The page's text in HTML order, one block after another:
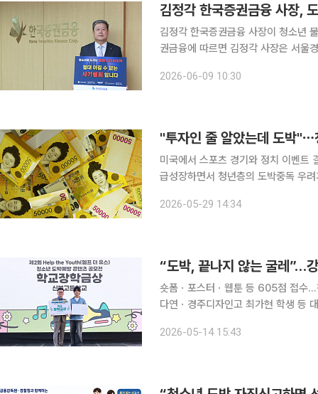
김정각 한국증권금융 사장,
김정각 한국증권금융 사장이 청소년 불법
권금융에 따르면 김정각 사장은 서울
사다. 이에 따라 금융투자업계의 주요
2026-06-09 10:30
"투자인 줄 알았는데 도박"⋯
미국에서 스포츠 경기와 정치 이벤
급성장하면서 청년층의 도박중독 우려가 커지고 있다. 예측 시장 업
조라는 점에서 사실상 도박과 다를 바
2026-05-29 14:34
“도박, 끝나지 않는 굴레”…
숏폼ㆍ포스터ㆍ웹툰 등 605점 접수…
다연ㆍ경주디자인고 최가현 학생 등
콘텐츠 공모전’ 시상식을 개최했다고
2026-05-14 15:43